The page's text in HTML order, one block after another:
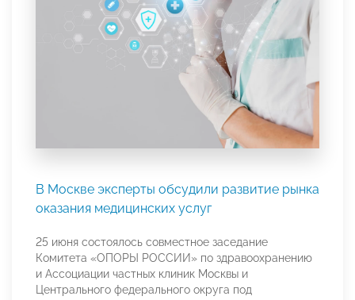
В Москве эксперты обсудили развитие рынка
оказания медицинских услуг
25 июня состоялось совместное заседание
Комитета «ОПОРЫ РОССИИ» по здравоохранению
и Ассоциации частных клиник Москвы и
Центрального федерального округа под